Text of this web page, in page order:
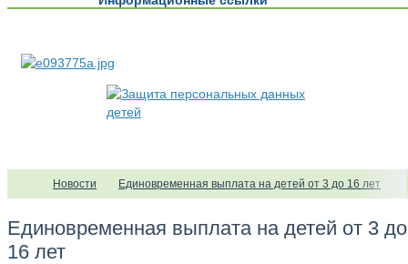
Новости Единовременная выплата на детей от 3 до 16 лет
Единовременная выплата на детей от 3 до
16 лет